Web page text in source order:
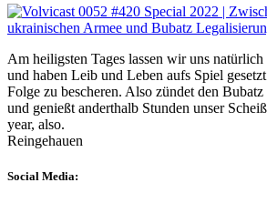
Am heiligsten Tages lassen wir uns
und haben Leib und Leben aufs Spiel
Folge zu bescheren. Also zündet den
und genießt anderthalb Stunden unser
year, also.
Reingehauen
Social Media: